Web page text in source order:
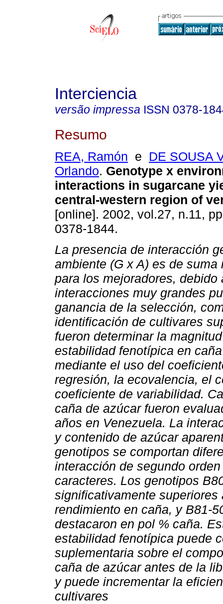
Interciencia
versão impressa ISSN 0378-
Resumo
REA, Ramón e DE SOUSA
Orlando. Genotype x
interactions in sugarcane
central-western region of
[online]. 2002, vol.27, n.11,
0378-1844.
La presencia de interacción
ambiente (G x A) es de suma
para los mejoradores, debido
interacciones muy grandes
ganancia de la selección,
identificación de cultivares
fueron determinar la
estabilidad fenotípica en
mediante el uso del
regresión, la ecovalencia, el
coeficiente de variabilidad.
caña de azúcar fueron
años en Venezuela. La
y contenido de azúcar
genotipos se comportan
interacción de segundo
caracteres. Los genotipos
significativamente
rendimiento en caña, y B81-
destacaron en pol % caña.
estabilidad fenotípica puede
suplementaria sobre el
caña de azúcar antes de la
y puede incrementar la
cultivares